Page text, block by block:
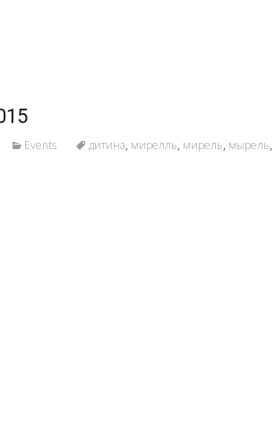
Events дитина, мирелль, мирель, мырель,